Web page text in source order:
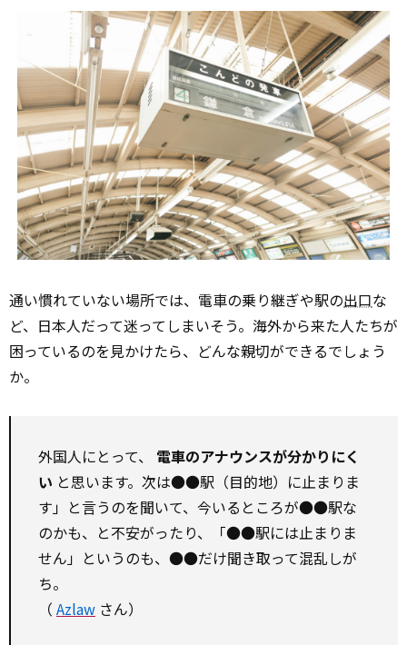
通い慣れていない場所では、電車の乗り継ぎや駅の出口な
ど、日本人だって迷ってしまいそう。海外から来た人たちが
困っているのを見かけたら、どんな親切ができるでしょう
か。
外国人にとって、 電車のアナウンスが分かりにく
い と思います。次は●●駅（目的地）に止まりま
す」と言うのを聞いて、今いるところが●●駅な
のかも、と不安がったり、「●●駅には止まりま
せん」というのも、●●だけ聞き取って混乱しが
ち。
（ Azlaw さん）